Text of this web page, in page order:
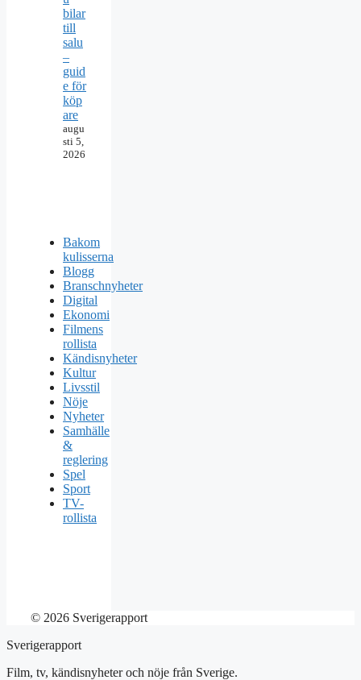
bilar
till
salu
–
guid
e för
köp
are
augu
sti 5,
2026
Bakom
kulisserna
Blogg
Branschnyheter
Digital
Ekonomi
Filmens
rollista
Kändisnyheter
Kultur
Livsstil
Nöje
Nyheter
Samhälle
&
reglering
Spel
Sport
TV-
rollista
© 2026 Sverigerapport
Sverigerapport
Film, tv, kändisnyheter och nöje från Sverige.